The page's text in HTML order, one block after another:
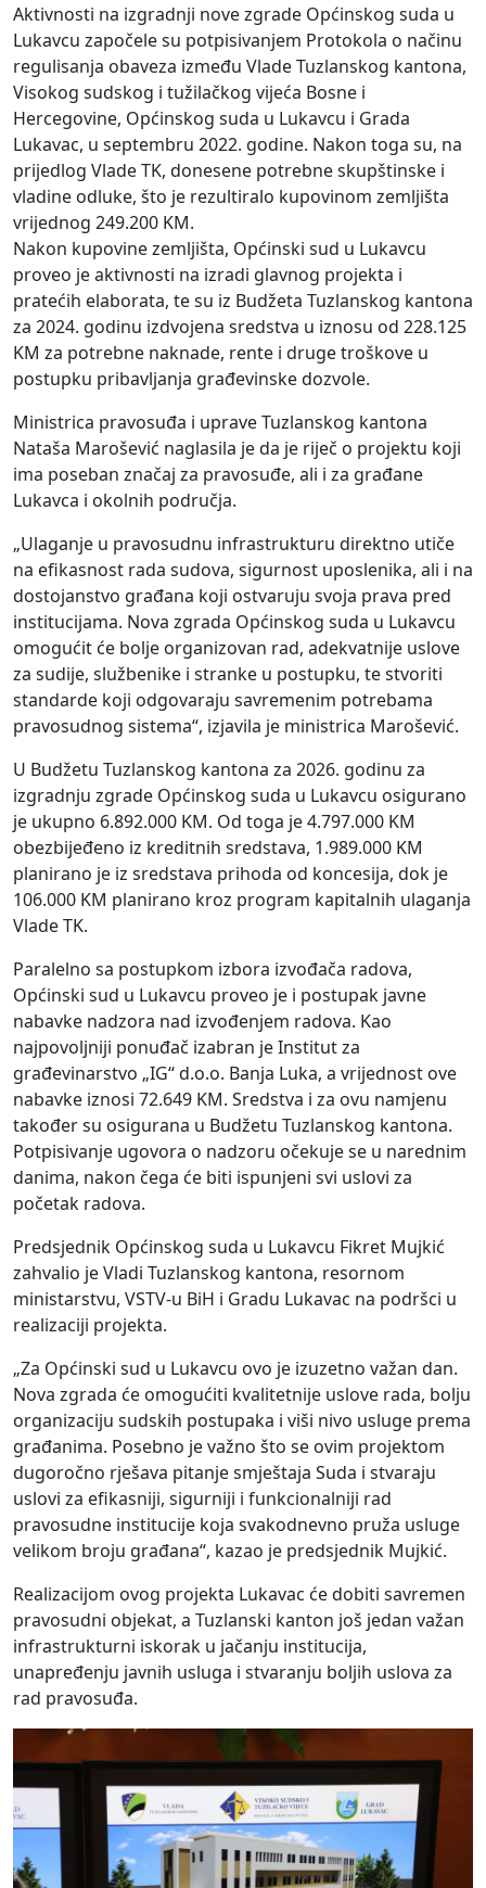
Aktivnosti na izgradnji nove zgrade Općinskog suda u
Lukavcu započele su potpisivanjem Protokola o načinu
regulisanja obaveza između Vlade Tuzlanskog kantona,
Visokog sudskog i tužilačkog vijeća Bosne i
Hercegovine, Općinskog suda u Lukavcu i Grada
Lukavac, u septembru 2022. godine. Nakon toga su, na
prijedlog Vlade TK, donesene potrebne skupštinske i
vladine odluke, što je rezultiralo kupovinom zemljišta
vrijednog 249.200 KM.
Nakon kupovine zemljišta, Općinski sud u Lukavcu
proveo je aktivnosti na izradi glavnog projekta i
pratećih elaborata, te su iz Budžeta Tuzlanskog kantona
za 2024. godinu izdvojena sredstva u iznosu od 228.125
KM za potrebne naknade, rente i druge troškove u
postupku pribavljanja građevinske dozvole.
Ministrica pravosuđa i uprave Tuzlanskog kantona
Nataša Marošević naglasila je da je riječ o projektu koji
ima poseban značaj za pravosuđe, ali i za građane
Lukavca i okolnih područja.
„Ulaganje u pravosudnu infrastrukturu direktno utiče
na efikasnost rada sudova, sigurnost uposlenika, ali i na
dostojanstvo građana koji ostvaruju svoja prava pred
institucijama. Nova zgrada Općinskog suda u Lukavcu
omogućit će bolje organizovan rad, adekvatnije uslove
za sudije, službenike i stranke u postupku, te stvoriti
standarde koji odgovaraju savremenim potrebama
pravosudnog sistema“, izjavila je ministrica Marošević.
U Budžetu Tuzlanskog kantona za 2026. godinu za
izgradnju zgrade Općinskog suda u Lukavcu osigurano
je ukupno 6.892.000 KM. Od toga je 4.797.000 KM
obezbijeđeno iz kreditnih sredstava, 1.989.000 KM
planirano je iz sredstava prihoda od koncesija, dok je
106.000 KM planirano kroz program kapitalnih ulaganja
Vlade TK.
Paralelno sa postupkom izbora izvođača radova,
Općinski sud u Lukavcu proveo je i postupak javne
nabavke nadzora nad izvođenjem radova. Kao
najpovoljniji ponuđač izabran je Institut za
građevinarstvo „IG“ d.o.o. Banja Luka, a vrijednost ove
nabavke iznosi 72.649 KM. Sredstva i za ovu namjenu
također su osigurana u Budžetu Tuzlanskog kantona.
Potpisivanje ugovora o nadzoru očekuje se u narednim
danima, nakon čega će biti ispunjeni svi uslovi za
početak radova.
Predsjednik Općinskog suda u Lukavcu Fikret Mujkić
zahvalio je Vladi Tuzlanskog kantona, resornom
ministarstvu, VSTV-u BiH i Gradu Lukavac na podršci u
realizaciji projekta.
„Za Općinski sud u Lukavcu ovo je izuzetno važan dan.
Nova zgrada će omogućiti kvalitetnije uslove rada, bolju
organizaciju sudskih postupaka i viši nivo usluge prema
građanima. Posebno je važno što se ovim projektom
dugoročno rješava pitanje smještaja Suda i stvaraju
uslovi za efikasniji, sigurniji i funkcionalniji rad
pravosudne institucije koja svakodnevno pruža usluge
velikom broju građana“, kazao je predsjednik Mujkić.
Realizacijom ovog projekta Lukavac će dobiti savremen
pravosudni objekat, a Tuzlanski kanton još jedan važan
infrastrukturni iskorak u jačanju institucija,
unapređenju javnih usluga i stvaranju boljih uslova za
rad pravosuđa.